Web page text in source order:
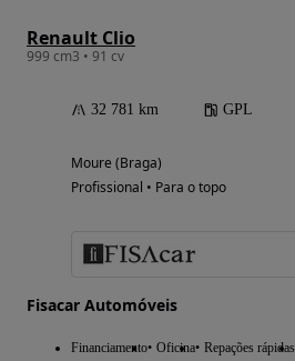
Renault Clio
999 cm3 • 91 cv
32 781 km GPL
Moure (Braga)
Profissional • Para o topo
Fisacar Automóveis
Financiamento Oficina Repações rápidas